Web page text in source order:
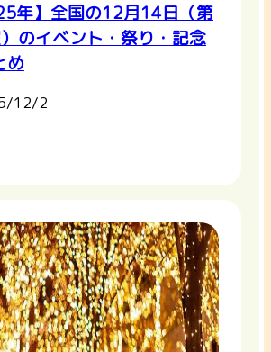
年】全国の12月14日（第
のイベント・祭り・記念
め
12/2